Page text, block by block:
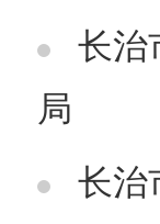
长治
局
长治